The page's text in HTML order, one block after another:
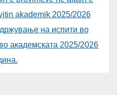
akademik 2025/2026
на испити во
академската 2025/2026